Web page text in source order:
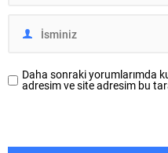
Daha sonraki yorumlarımda
adresim ve site adresim bu